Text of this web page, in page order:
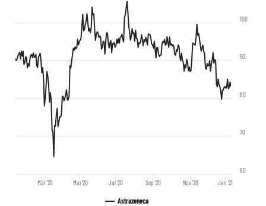
Astrazeneca
Mär '20 Mai '20 Jul '20 Sep '20 Nov '20 Jan '21
60
70
80
90
100